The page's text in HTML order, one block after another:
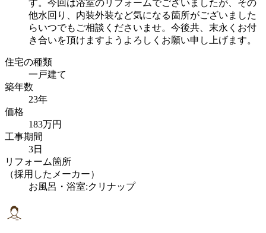
す。今回は浴室のリフォームでございましたが、その
他水回り、内装外装など気になる箇所がございました
らいつでもご相談くださいませ。今後共、末永くお付
き合いを頂けますようよろしくお願い申し上げます。
住宅の種類
一戸建て
築年数
23年
価格
183万円
工事期間
3日
リフォーム箇所
（採用したメーカー）
お風呂・浴室:クリナップ